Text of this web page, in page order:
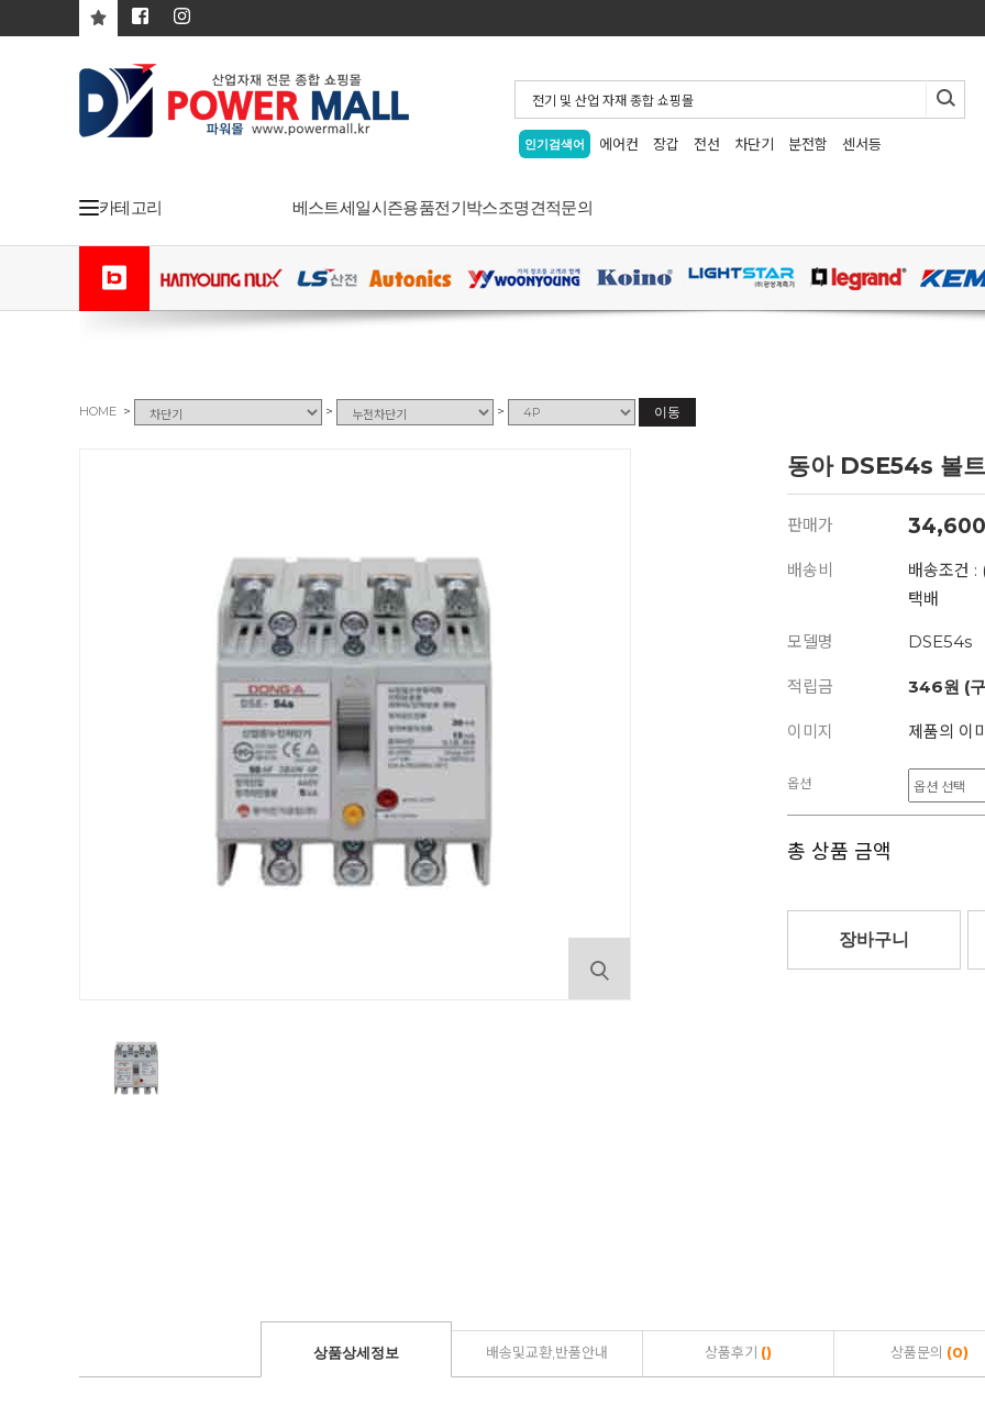
인기검색어 에어컨 장갑 전선 차단기 분전함 센서등
카테고리 베스트세일시즌용품전기박스조명견적문의
HOME > > > 이동
동아 DSE54s 볼
판매가
배송비
배송조건
택배
모델명 DSE54s
적립금 346원 (
이미지 제품의 이
옵션
총 상품 금액
장바구니
상품상세정보 배송및교환,반품안내 상품후기 () 상품문의 (0)